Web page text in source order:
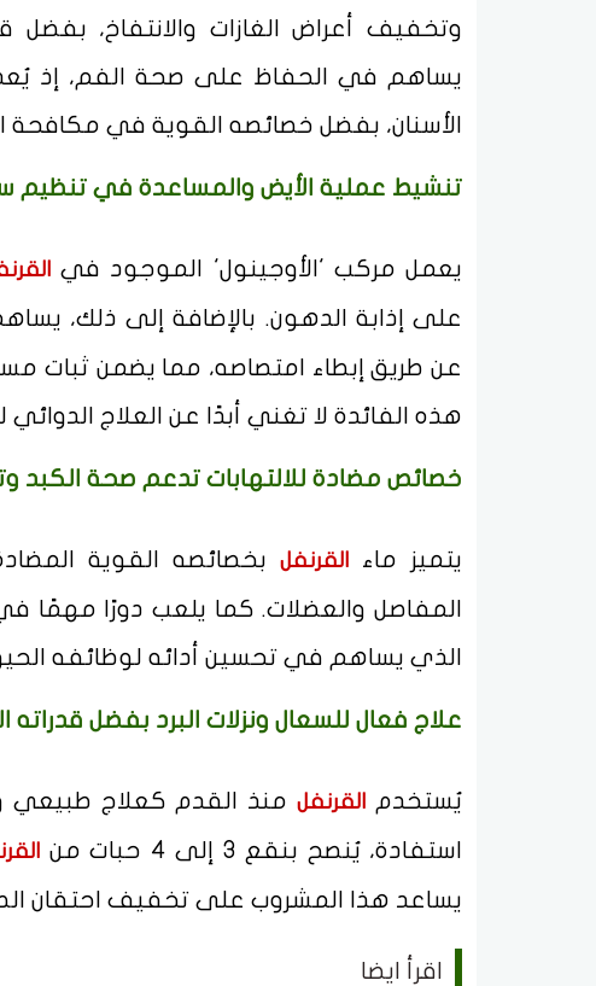
وتخفيف أعراض الغازات والانتفاخ، بفضل
يساهم في الحفاظ على صحة الفم، إذ يُعد
الأسنان، بفضل خصائصه القوية في مكافحة
تنشيط عملية الأيض والمساعدة في تنظيم
يعمل مركب 'الأوجينول' الموجود في
على إذابة الدهون. بالإضافة إلى ذلك،
عن طريق إبطاء امتصاصه، مما يضمن ثبات
هذه الفائدة لا تغني أبدًا عن العلاج
خصائص مضادة للالتهابات تدعم صحة الكبد
يتميز ماءالقرنفل بخصائصه القوية
المفاصل والعضلات. كما يلعب دورًا مهمًا
الذي يساهم في تحسين أدائه لوظائفه
علاج فعال للسعال ونزلات البرد بفضل قدراته
يُستخدم القرنفلمنذ القدم كعلاج طبيعي
استفادة، يُنصح بنقع 3 إلى 4 حبات من
يساعد هذا المشروب على تخفيف احتقان
اقرأ ايضا